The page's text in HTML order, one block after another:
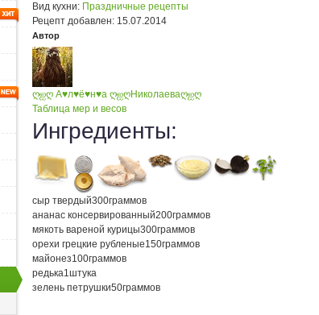
Вид кухни: Праздничные рецепты
Рецепт добавлен: 15.07.2014
Автор
ღஐღ A♥л♥ё♥н♥а ღஐღНиколаеваღஐღ
Таблица мер и весов
Ингредиенты:
сыр твердый300граммов
ананас консервированный200граммов
мякоть вареной курицы300граммов
орехи грецкие рубленые150граммов
майонез100граммов
редька1штука
зелень петрушки50граммов